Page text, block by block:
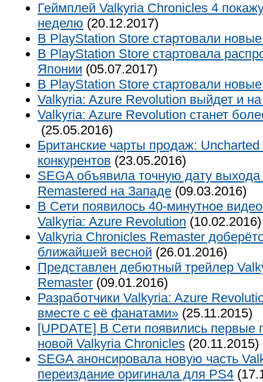
Геймплей Valkyria Chronicles 4
неделю (20.12.2017)
В PlayStation Store стартовали
В PlayStation Store стартовала
Японии (05.07.2017)
В PlayStation Store стартовали
Valkyria: Azure Revolution выйдет и
Valkyria: Azure Revolution станет
(25.05.2016)
Британские чарты продаж: Uncharted
конкурентов (23.05.2016)
SEGA объявила точную дату
Remastered на Западе (09.03.2016)
В Сети появилось 40-минутное
Valkyria: Azure Revolution (10.02.2016)
Valkyria Chronicles Remaster
ближайшей весной (26.01.2016)
Представлен дебютный трейлер
Remaster (09.01.2016)
Разработчики Valkyria: Azure
вместе с её фанатами» (25.11.2015)
[UPDATE] В Сети появились первые
новой Valkyria Chronicles (20.11.2015)
SEGA анонсировала новую часть
переиздание оригинала для PS4